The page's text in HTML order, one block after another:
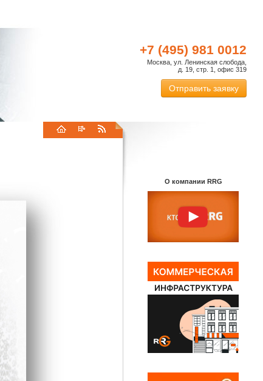
+7 (495) 981 0012
Москва, ул. Ленинская слобода,
д. 19, стр. 1, офис 319
Отправить заявку
О компании RRG